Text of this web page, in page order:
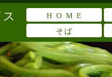
H O M E
そば